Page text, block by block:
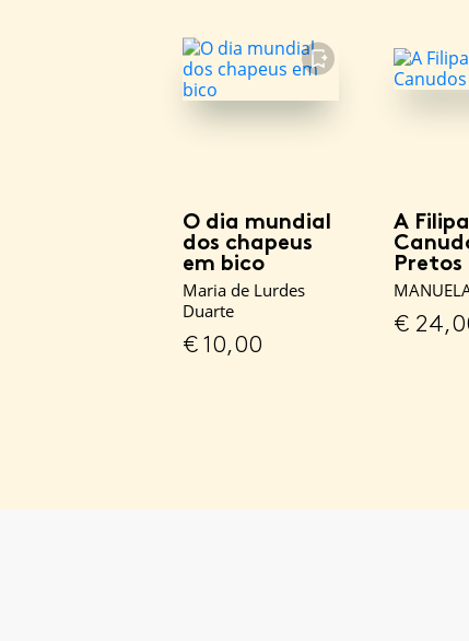
FAVORITO
O dia mundial
dos chapeus
em bico
Maria de Lurdes
Duarte
€10,00
A
Pretos
€